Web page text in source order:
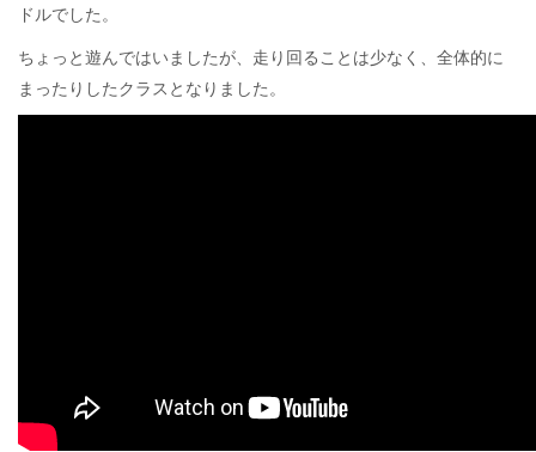
ドルでした。
ちょっと遊んではいましたが、走り回ることは少なく、全体的に
まったりしたクラスとなりました。